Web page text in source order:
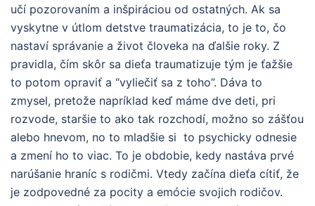
učí pozorovaním a inšpiráciou od ostatných. Ak sa
vyskytne v útlom detstve traumatizácia, to je to, čo
nastaví správanie a život človeka na ďalšie roky. Z
pravidla, čím skôr sa dieťa traumatizuje tým je ťažšie
to potom opraviť a “vyliečiť sa z toho”. Dáva to
zmysel, pretože napríklad keď máme dve deti, pri
rozvode, staršie to ako tak rozchodí, možno so zášťou
alebo hnevom, no to mladšie si to psychicky odnesie
a zmení ho to viac. To je obdobie, kedy nastáva prvé
narúšanie hraníc s rodičmi. Vtedy začína dieťa cítiť, že
je zodpovedné za pocity a emócie svojich rodičov.